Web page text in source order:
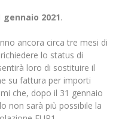
gennaio 2021.
ancora circa tre mesi di
lo status di
loro di sostituire il
su fattura per importi
che, dopo il 31 gennaio
non sarà più possibile la